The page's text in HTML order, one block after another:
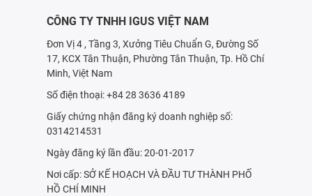
CÔNG TY TNHH IGUS VIỆT NAM
Đơn Vị 4 , Tầng 3, Xưởng Tiêu Chuẩn G, Đường Số
17, KCX Tân Thuận, Phường Tân Thuận, Tp. Hồ Chí
Minh, Việt Nam
Số điện thoại: +84 28 3636 4189
Giấy chứng nhận đăng ký doanh nghiệp số:
0314214531
Ngày đăng ký lần đầu: 20-01-2017
Nơi cấp: SỞ KẾ HOẠCH VÀ ÐẦU TƯ THÀNH PHỐ
HỒ CHÍ MINH